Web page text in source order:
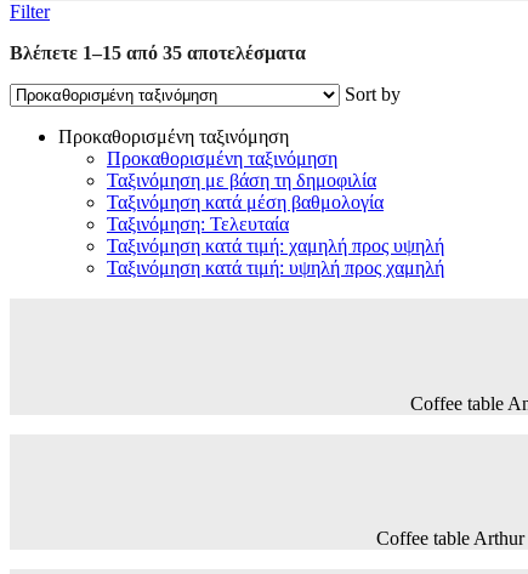
Filter
Βλέπετε 1–15 από 35 αποτελέσματα
Sort by
Προκαθορισμένη ταξινόμηση
Προκαθορισμένη ταξινόμηση
Ταξινόμηση με βάση τη δημοφιλία
Ταξινόμηση κατά μέση βαθμολογία
Ταξινόμηση: Τελευταία
Ταξινόμηση κατά τιμή: χαμηλή προς υψηλή
Ταξινόμηση κατά τιμή: υψηλή προς χαμηλή
Coffee table
Coffee table